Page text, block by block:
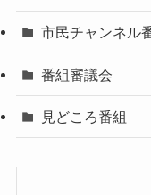
市民チャンネル
番組審議会
見どころ番組